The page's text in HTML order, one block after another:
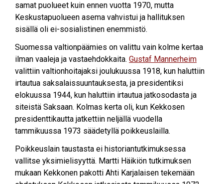
samat puolueet kuin ennen vuotta 1970, mutta
Keskustapuolueen asema vahvistui ja hallituksen
sisällä oli ei-sosialistinen enemmistö.
Suomessa valtionpäämies on valittu vain kolme kertaa
ilman vaaleja ja vastaehdokkaita. Gustaf Mannerheim
valittiin valtionhoitajaksi joulukuussa 1918, kun haluttiin
irtautua saksalaissuuntauksesta, ja presidentiksi
elokuussa 1944, kun haluttiin irtautua jatkosodasta ja
siteistä Saksaan. Kolmas kerta oli, kun Kekkosen
presidenttikautta jatkettiin neljällä vuodella
tammikuussa 1973 säädetyllä poikkeuslailla.
Poikkeuslain taustasta ei historiantutkimuksessa
vallitse yksimielisyyttä. Martti Häikiön tutkimuksen
mukaan Kekkonen pakotti Ahti Karjalaisen tekemään